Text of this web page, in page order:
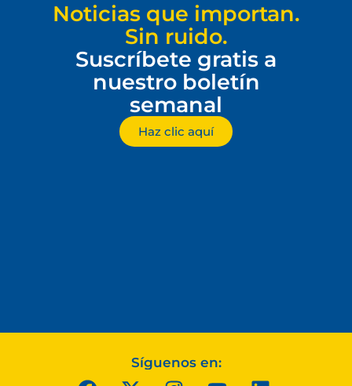
Noticias que importan.
Sin ruido.
Suscríbete gratis a
nuestro boletín
semanal
Haz clic aquí
Síguenos en: